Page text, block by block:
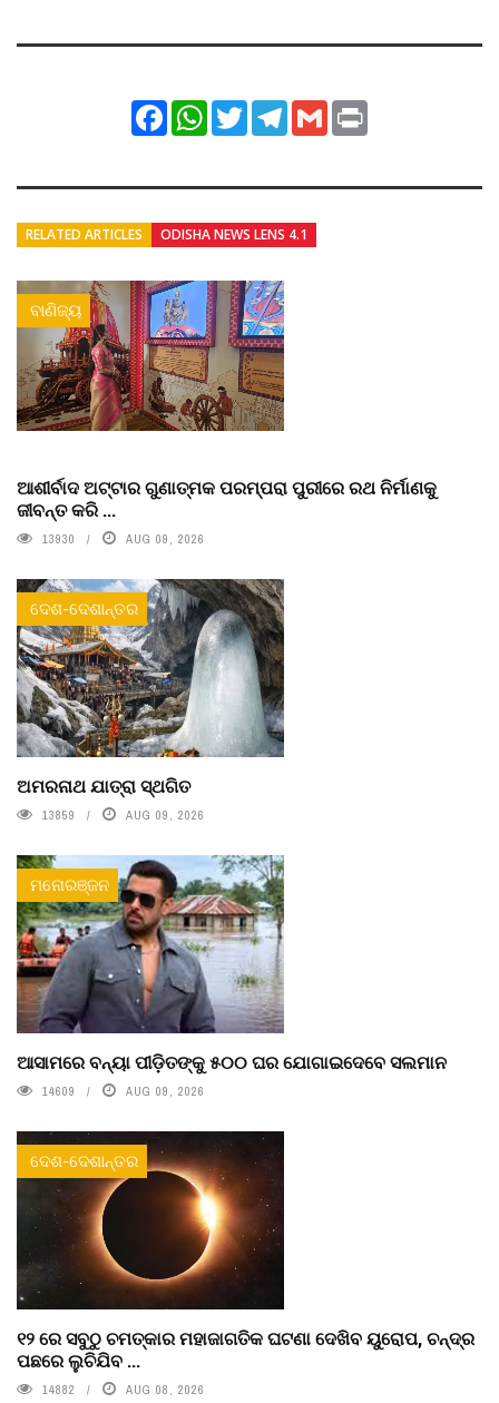
FacebookWhatsApp
TwitterTelegram
Gmail
RELATED ARTICLES ODISHA NEWS LENS 4.1
ବାଣିଜ୍ୟ
ଆଶୀର୍ବାଦ ଅଟ୍ଟାର ଗୁଣାତ୍ମକ ପରମ୍ପରା ପୁରୀରେ ରଥ ନିର୍ମାଣକୁ
ଜୀବନ୍ତ କରି ...
13930 AUG 09, 2026
ଦେଶ-ଦେଶାନ୍ତର
ଅମରନାଥ ଯାତ୍ରା ସ୍ଥଗିତ
13859 AUG 09, 2026
ମନୋରଞ୍ଜନ
ଆସାମରେ ବନ୍ୟା ପୀଡ଼ିତଙ୍କୁ ୫୦୦ ଘର ଯୋଗାଇଦେବେ ସଲମାନ
14609 AUG 09, 2026
ଦେଶ-ଦେଶାନ୍ତର
୧୨ ରେ ସବୁଠୁ ଚମତ୍କାର ମହାଜାଗତିକ ଘଟଣା ଦେଖିବ ୟୁରୋପ, ଚନ୍ଦ୍ର
ପଛରେ ଲୁଚିଯିବ ...
14882 AUG 08, 2026